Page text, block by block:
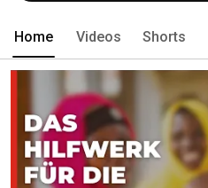
Home Videos Shorts